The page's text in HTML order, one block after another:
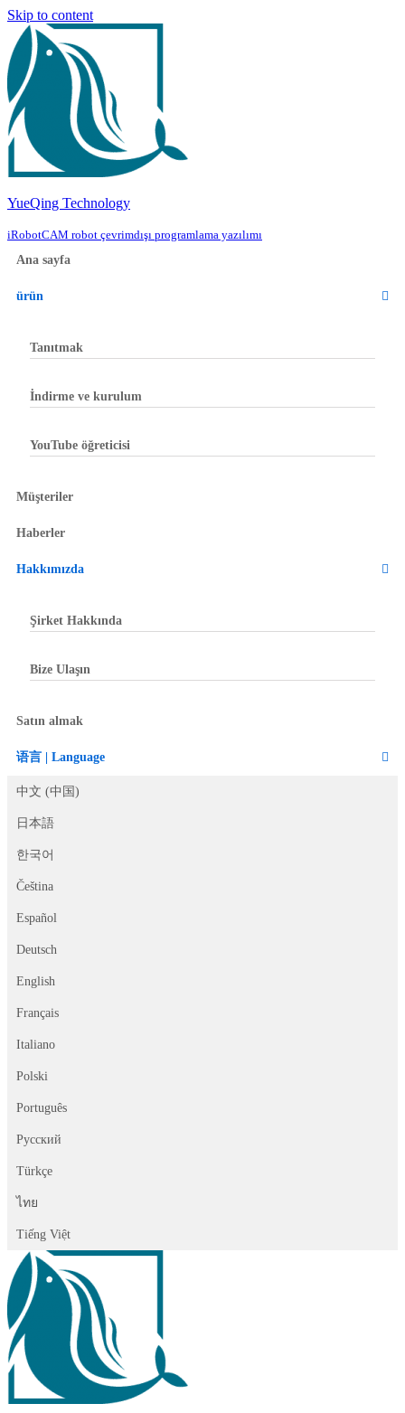
Skip to content
YueQing Technology
iRobotCAM robot çevrimdışı programlama yazılımı
Ana sayfa
ürün
Tanıtmak
İndirme ve kurulum
YouTube öğreticisi
Müşteriler
Haberler
Hakkımızda
Şirket Hakkında
Bize Ulaşın
Satın almak
语言 | Language
中文 (中国)
日本語
한국어
Čeština
Español
Deutsch
English
Français
Italiano
Polski
Português
Русский
Türkçe
ไทย
Tiếng Việt